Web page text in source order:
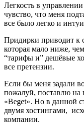
Легкость в
чувство, что меня
все было легко и
Придирки приводит к
которая мало ниже,
“тарифы и” дешёвые
все претензии.
Если бы меня задали
пожалуй, поставлю на
«Beget». Но в данной
двумя хостингами,
компании.